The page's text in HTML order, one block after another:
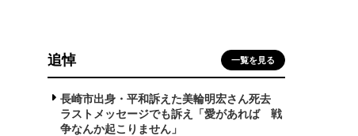
追悼 一覧を見る
長崎市出身・平和訴えた美輪明宏さん死去
ラストメッセージでも訴え「愛があれば 戦
争なんか起こりません」